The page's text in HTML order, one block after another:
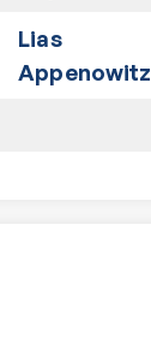
Lias
Appenowitz